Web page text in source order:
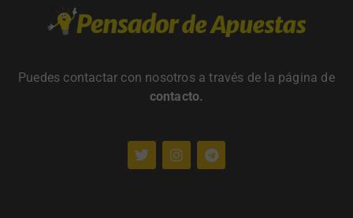
Puedes contactar con nosotros a través de la página de
contacto.